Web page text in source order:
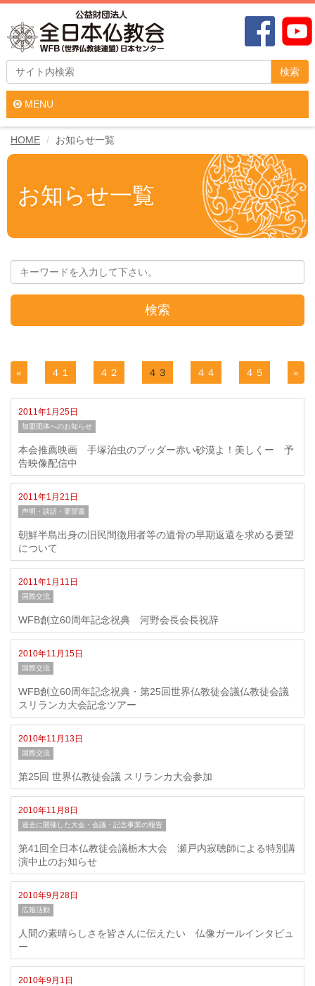
検索
MENU
HOME お知らせ一覧
お知らせ一覧
検索
« ４１ ４２ ４３ ４４ ４５ »
2011年1月25日
加盟団体へのお知らせ
本会推薦映画 手塚治虫のブッダー赤い砂漠よ！美しくー 予
告映像配信中
2011年1月21日
声明・談話・要望書
朝鮮半島出身の旧民間徴用者等の遺骨の早期返還を求める要望
について
2011年1月11日
国際交流
WFB創立60周年記念祝典 河野会長会長祝辞
2010年11月15日
国際交流
WFB創立60周年記念祝典・第25回世界仏教徒会議仏教徒会議
スリランカ大会記念ツアー
2010年11月13日
国際交流
第25回 世界仏教徒会議 スリランカ大会参加
2010年11月8日
過去に開催した大会・会議・記念事業の報告
第41回全日本仏教徒会議栃木大会 瀬戸内寂聴師による特別講
演中止のお知らせ
2010年9月28日
広報活動
人間の素晴らしさを皆さんに伝えたい 仏像ガールインタビュ
ー
2010年9月1日